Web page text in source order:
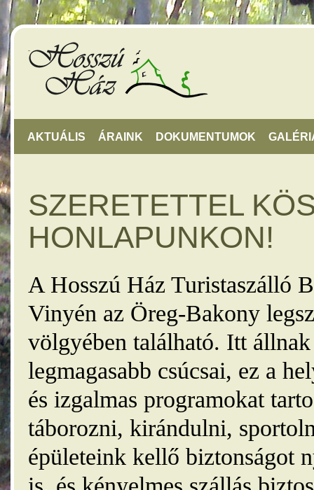
AKTUÁLIS ÁRAINK DOKUMENTUMOK
SZERETETTEL
HONLAPUNKON!
A Hosszú Ház Turistaszálló
Vinyén az Öreg-Bakony
völgyében található. Itt
legmagasabb csúcsai, ez a
és izgalmas programokat
táborozni, kirándulni,
épületeink kellő biztonságot